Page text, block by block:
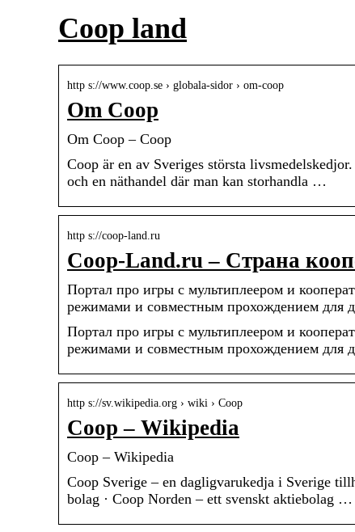
Coop land
http s://www.coop.se › globala-sidor › om-coop
Om Coop
Om Coop – Coop
Coop är en av Sveriges största
och en näthandel där man kan storhandla …
http s://coop-land.ru
Coop-Land.ru – Страна
Портал про игры с мультиплеером и
режимами и совместным прохождением для
Портал про игры с мультиплеером и
режимами и совместным прохождением для
http s://sv.wikipedia.org › wiki › Coop
Coop – Wikipedia
Coop – Wikipedia
Coop Sverige – en dagligvarukedja i Sverige
bolag · Coop Norden – ett svenskt aktiebolag …